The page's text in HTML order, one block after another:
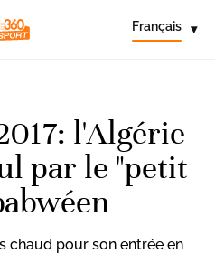
Français ▾
l'Algérie
par le "petit
chaud pour son entrée en